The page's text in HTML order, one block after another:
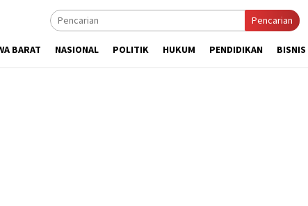
Pencarian
BARAT NASIONAL POLITIK HUKUM PENDIDIKAN BISNIS